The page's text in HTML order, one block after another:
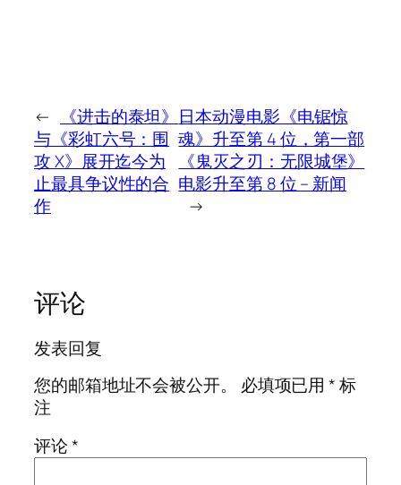
←
《进击的泰坦》
与《彩虹六号：围
攻 X》展开迄今为
止最具争议性的合
作
日本动漫电影《电锯惊
魂》升至第 4 位，第一部
《鬼灭之刃：无限城堡》
电影升至第 8 位 – 新闻
→
评论
发表回复
您的邮箱地址不会被公开。
必填项已用*标
注
评论*